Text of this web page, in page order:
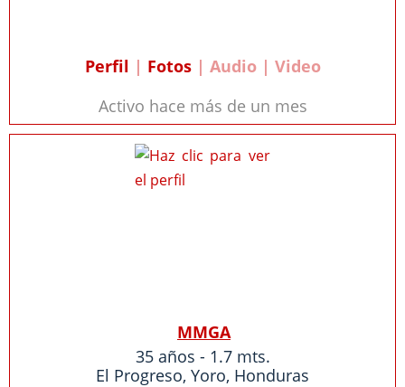
Perfil | Fotos| Audio | Video
Activo hace más de un mes
MMGA
35 años - 1.7 mts.
El Progreso, Yoro, Honduras